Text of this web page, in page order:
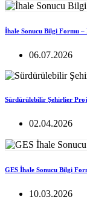
İhale Sonucu Bilgi Formu –
06.07.2026
Sürdürülebilir Şehirlier
02.04.2026
GES İhale Sonucu Bilgi
10.03.2026